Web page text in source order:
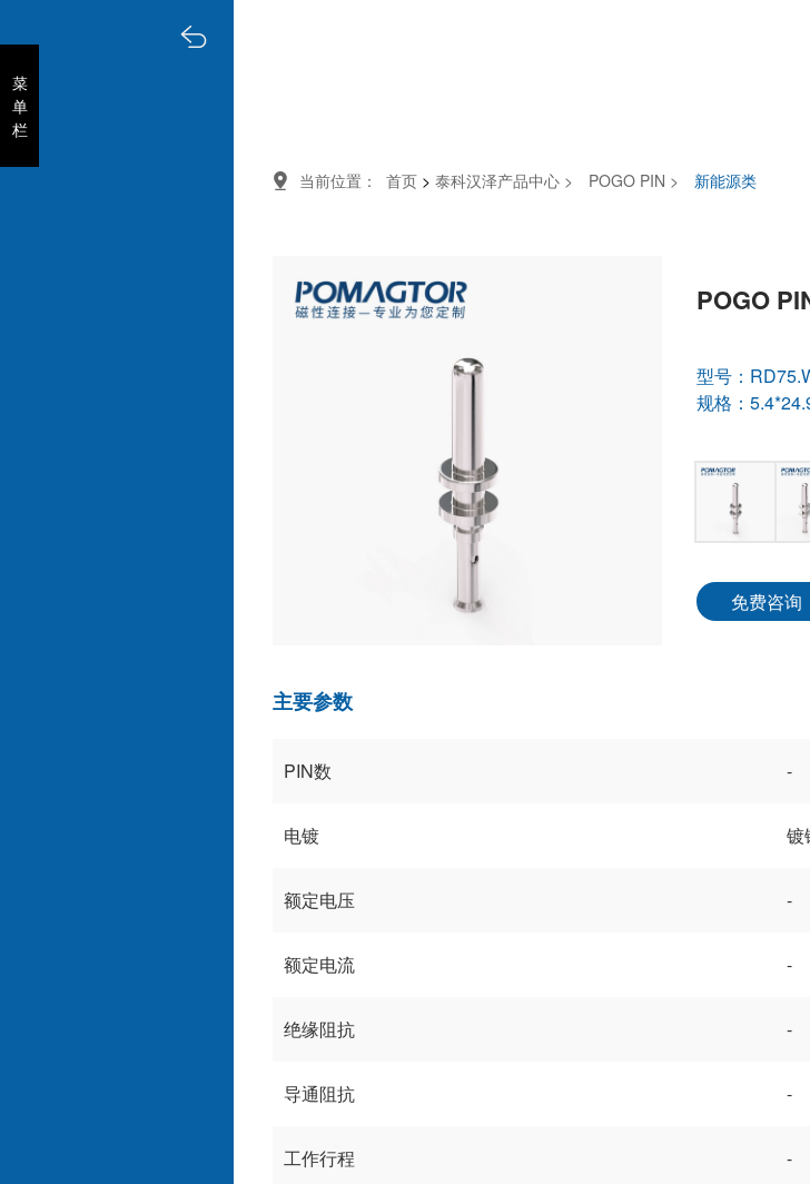
菜
单
栏
菜
单
栏
当前位置： 首页 > 泰科汉泽产品中心 > POGO PIN > 新能源类
POGO
型号：
规格：
免费咨询
主要参数
PIN数 -
电镀 镀
额定电压 -
额定电流 -
绝缘阻抗 -
导通阻抗 -
工作行程 -